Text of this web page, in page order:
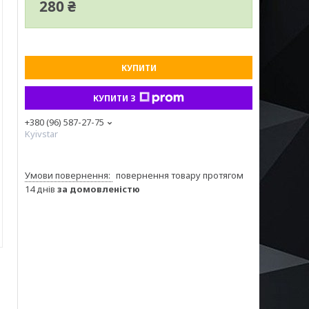
280 ₴
КУПИТИ
КУПИТИ З
+380 (96) 587-27-75
Kyivstar
повернення товару протягом
14 днів за домовленістю